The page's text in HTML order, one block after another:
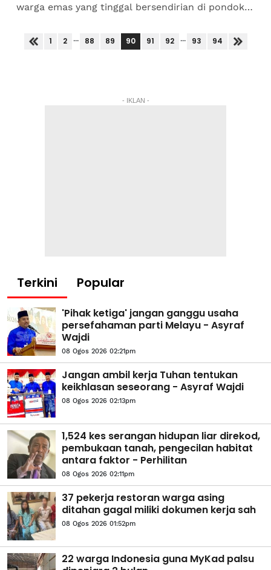
warga emas yang tinggal bersendirian di pondok
Pengerusi Majlis...
1 2 ... 88 89 90 91 92 ... 93 94
- IKLAN -
Terkini Popular
'Pihak ketiga' jangan ganggu usaha
persefahaman parti Melayu - Asyraf
Wajdi
08 Ogos 2026 02:21pm
Jangan ambil kerja Tuhan tentukan
keikhlasan seseorang - Asyraf Wajdi
08 Ogos 2026 02:13pm
1,524 kes serangan hidupan liar direkod,
pembukaan tanah, pengecilan habitat
antara faktor - Perhilitan
08 Ogos 2026 02:11pm
37 pekerja restoran warga asing
ditahan gagal miliki dokumen kerja sah
08 Ogos 2026 01:52pm
22 warga Indonesia guna MyKad palsu